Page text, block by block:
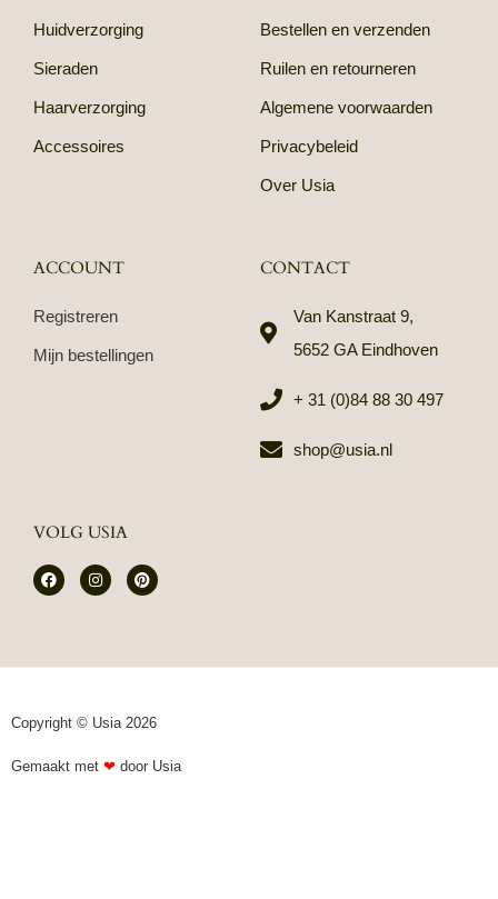
Huidverzorging
Sieraden
Haarverzorging
Accessoires
Bestellen en verzenden
Ruilen en retourneren
Algemene voorwaarden
Privacybeleid
Over Usia
ACCOUNT
Registreren
Mijn bestellingen
CONTACT
Van Kanstraat 9,
5652 GA Eindhoven
+ 31 (0)84 88 30 497
shop@usia.nl
VOLG USIA
F
a
o
I
n
r
P
i
e
Copyright © Usia 2026
Gemaakt met ❤ door Usia​​